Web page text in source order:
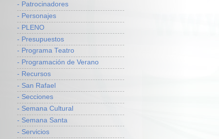
- Patrocinadores
- Personajes
- PLENO
- Presupuestos
- Programa Teatro
- Programación de Verano
- Recursos
- San Rafael
- Secciones
- Semana Cultural
- Semana Santa
- Servicios